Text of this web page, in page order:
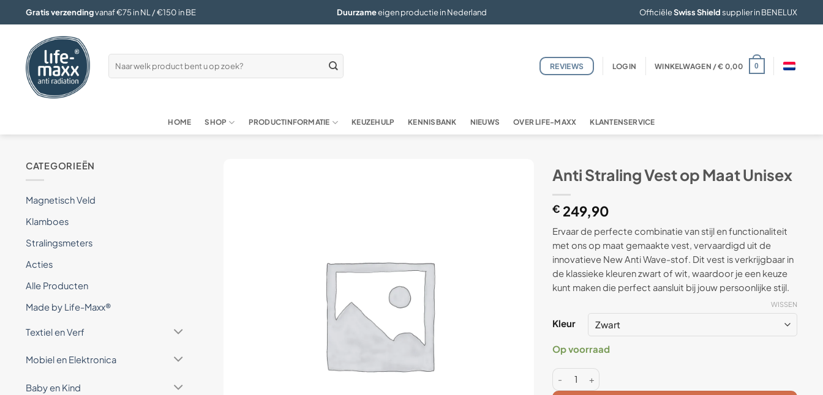
Gratis verzendingvanaf €75 in NL / €150 in BE Duurzameeigen productie in Nederland OfficiëleSwiss Shieldsupplier in BENELUX
Zoeken
naar:
REVIEWS LOGIN WINKELWAGEN /€ 0,00 0
HOME SHOP PRODUCTINFORMATIE KEUZEHULP KENNISBANK NIEUWS OVER LIFE-MAXX KLANTENSERVICE
Anti Straling Vest op Maat Unisex
€ 249,90
Ervaar de perfecte combinatie van stijl en functionaliteit
met ons op maat gemaakte vest, vervaardigd uit de
innovatieve New Anti Wave-stof. Dit vest is verkrijgbaar in
de klassieke kleuren zwart of wit, waardoor je een keuze
kunt maken die perfect aansluit bij jouw persoonlijke stijl.
Kleur
WISSEN
Op voorraad
Anti Straling Vest op Maat Unisex Aantal
CATEGORIEËN
Magnetisch Veld
Klamboes
Stralingsmeters
Acties
Alle Producten
Made by Life-Maxx®
Textiel en Verf
Mobiel en Elektronica
Baby en Kind